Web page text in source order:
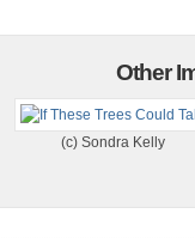
Other
(c) Sondra Kelly